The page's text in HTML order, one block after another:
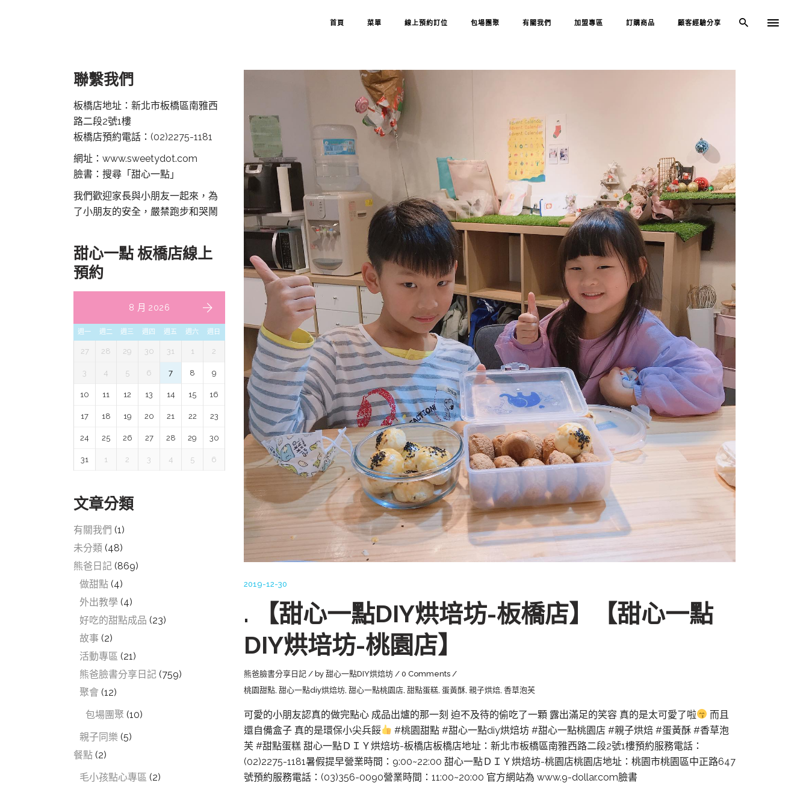
首頁 菜單 線上預約訂位 包場團聚 有關我們 加盟專區 訂購商品 顧客經驗分享
2019-12-30
. 【甜心一點DIY烘培坊-板橋店】【甜心一點
DIY烘培坊-桃園店】
熊爸臉書分享日記 by 甜心一點DIY烘焙坊
0 Comments
桃園甜點, 甜心一點diy烘焙坊, 甜心一點桃園店, 甜點蛋糕, 蛋黃酥, 親子烘焙, 香草泡芙
可愛的小朋友認真的做完點心 成品出爐的那一刻 迫不及待的偷吃了一顆 露出滿足的笑容 真的是太可愛了啦
而且
還自備盒子 真的是環保小尖兵餒
#桃園甜點 #甜心一點diy烘焙坊 #甜心一點桃園店 #親子烘焙 #蛋黃酥 #香草泡
芙 #甜點蛋糕 甜心一點ＤＩＹ烘焙坊-板橋店板橋店地址：新北市板橋區南雅西路二段2號1樓預約服務電話：
(02)2275-1181暑假提早營業時間：9:00~22:00 甜心一點ＤＩＹ烘焙坊-桃園店桃園店地址：桃園市桃園區中正路647
號預約服務電話：(03)356-0090營業時間：11:00~20:00 官方網站為 www.9-dollar.com臉書
聯繫我們
板橋店地址：新北市板橋區南雅西
路二段2號1樓
板橋店預約電話： (02)2275-1181
網址：www.sweetydot.com
臉書：搜尋「甜心一點」
我們歡迎家長與小朋友一起來，為
了小朋友的安全，嚴禁跑步和哭鬧
甜心一點 板橋店線上
預約
8 月 2026
週一 週二 週三 週四 週五 週六 週日
27 28 29 30 31 1 2
3 4 5 6 7 8 9
10 11 12 13 14 15 16
17 18 19 20 21 22 23
24 25 26 27 28 29 30
31 1 2 3 4 5 6
文章分類
有關我們 (1)
未分類 (48)
熊爸日記 (869)
做甜點 (4)
外出教學 (4)
好吃的甜點成品 (23)
故事 (2)
活動專區 (21)
熊爸臉書分享日記 (759)
聚會 (12)
包場團聚 (10)
親子同樂 (5)
餐點 (2)
毛小孩點心專區 (2)